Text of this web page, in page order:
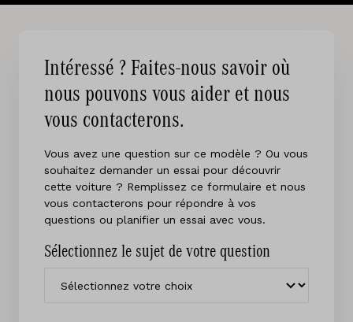
Intéressé ? Faites-nous savoir où
nous pouvons vous aider et nous
vous contacterons.
Vous avez une question sur ce modèle ? Ou vous
souhaitez demander un essai pour découvrir
cette voiture ? Remplissez ce formulaire et nous
vous contacterons pour répondre à vos
questions ou planifier un essai avec vous.
Sélectionnez le sujet de votre question